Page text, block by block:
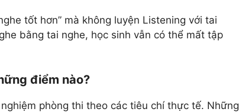
tốt hơn” mà không luyện Listening với tai
bằng tai nghe, học sinh vẫn có thể mất tập
điểm nào?
phòng thi theo các tiêu chí thực tế. Những